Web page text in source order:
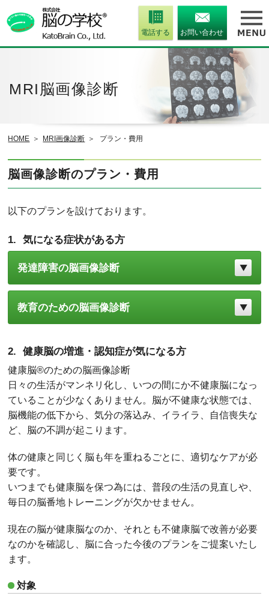
電話する お問い合わせ
MRI脳画像診断
HOME MRI画像診断 プラン・費用
脳画像診断のプラン・費用
以下のプランを設けております。
気になる症状がある方
発達障害の脳画像診断
教育のための脳画像診断
健康脳の増進・認知症が気になる方
健康脳®のための脳画像診断
日々の生活がマンネリ化し、いつの間にか不健康脳になっ
ていることが少なくありません。脳が不健康な状態では、
脳機能の低下から、気分の落込み、イライラ、自信喪失な
ど、脳の不調が起こります。
体の健康と同じく脳も年を重ねるごとに、適切なケアが必
要です。
いつまでも健康脳を保つ為には、普段の生活の見直しや、
毎日の脳番地トレーニングが欠かせません。
現在の脳が健康脳なのか、それとも不健康脳で改善が必要
なのかを確認し、脳に合った今後のプランをご提案いたし
ます。
対象